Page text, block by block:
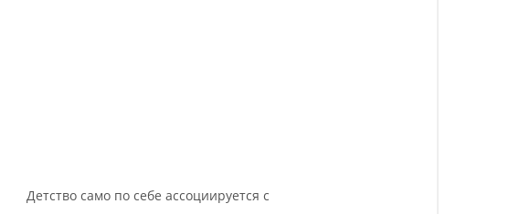
Детство само по себе ассоциируется с